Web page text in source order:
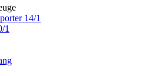
14/1
1